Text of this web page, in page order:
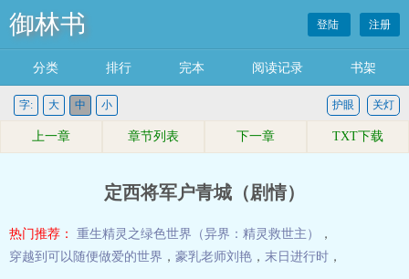
御林书 登陆 注册
分类 排行 完本 阅读记录 书架
字: 大 中 小 关灯
护眼
上一章 章节列表 下一章 TXT下载
定西将军户青城（剧情）
热门推荐： 重生精灵之绿色世界（异界：精灵救世主）
，
穿越到可以随便做爱的世界 ， 豪乳老师刘艳 ， 末日进行时 ，